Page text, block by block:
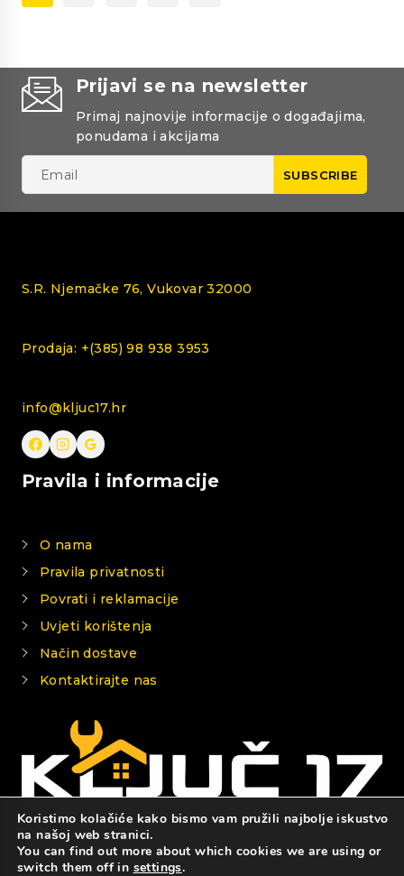
Prijavi se na newsletter
Primaj najnovije informacije o događajima,
ponudama i akcijama
S.R. Njemačke 76, Vukovar 32000
Prodaja: +(385) 98 938 3953
info@kljuc17.hr
Pravila i informacije
O nama
Pravila privatnosti
Povrati i reklamacije
Uvjeti korištenja
Način dostave
Kontaktirajte nas
© 2026 KLJUČ 17
Koristimo kolačiće kako bismo vam pružili najbolje iskustvo
na našoj web stranici.
You can find out more about which cookies we are using or
switch them off in settings.